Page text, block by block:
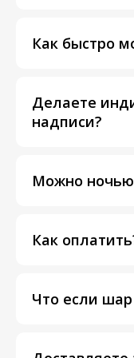
Как быстро
Делаете
надписи?
Можно
Как
Что если